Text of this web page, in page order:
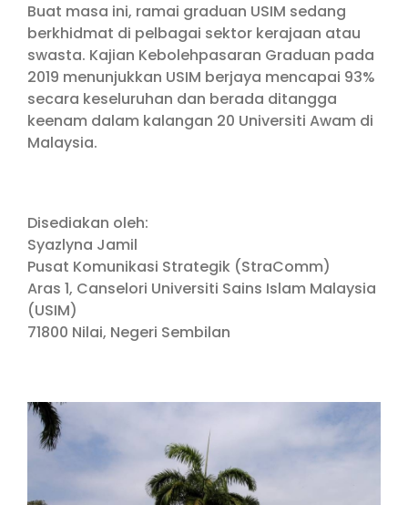
Buat masa ini, ramai graduan USIM sedang
berkhidmat di pelbagai sektor kerajaan atau
swasta. Kajian Kebolehpasaran Graduan pada
2019 menunjukkan USIM berjaya mencapai 93%
secara keseluruhan dan berada ditangga
keenam dalam kalangan 20 Universiti Awam di
Malaysia.
Disediakan oleh:
Syazlyna Jamil
Pusat Komunikasi Strategik (StraComm)
Aras 1, Canselori Universiti Sains Islam Malaysia
(USIM)
71800 Nilai, Negeri Sembilan